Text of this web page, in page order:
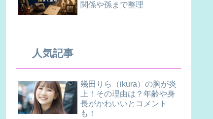
関係や孫まで整理
人気記事
幾田りら（ikura）の胸が炎
上！その理由は？年齢や身
長がかわいいとコメント
も！